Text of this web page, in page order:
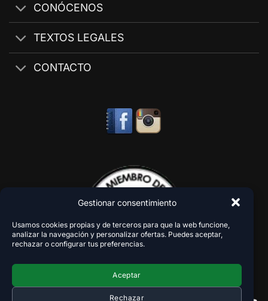
Gestionar consentimiento
Usamos cookies propias y de terceros para que la web funcione,
analizar la navegación y personalizar ofertas. Puedes aceptar,
rechazar o configurar tus preferencias.
Aceptar
Rechazar
CONÓCENOS
TEXTOS LEGALES
CONTACTO